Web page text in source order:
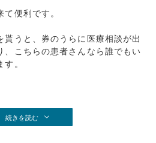
便利です。
貰うと、券のうらに医療相談が出
、こちらの患者さんなら誰でもい
。
続きを読む